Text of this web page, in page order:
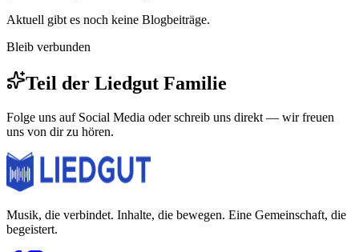
Aktuell gibt es noch keine Blogbeiträge.
Bleib verbunden
Teil der Liedgut Familie
Folge uns auf Social Media oder schreib uns direkt — wir freuen
uns von dir zu hören.
Musik, die verbindet. Inhalte, die bewegen. Eine Gemeinschaft, die
begeistert.